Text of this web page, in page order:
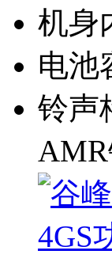
机身
电池
铃声